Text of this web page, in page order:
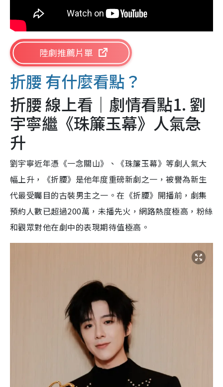
陸劇推薦片單
折腰 有什麼看點？
折腰 線上看｜劇情看點1. 劉
宇寧繼《珠簾玉幕》人氣急
升
劉宇寧近年憑《一念關山》、《珠簾玉幕》等劇人氣大
幅上升，《折腰》是他年度重磅新劇之一，被譽為新生
代最受矚目的古裝男主之一。在《折腰》開播前，劇集
預約人數已超過200萬，未播先火，網路熱度極高，粉絲
和觀眾對他在劇中的表現期待值極高。